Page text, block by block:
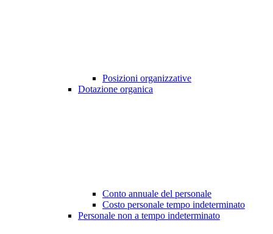
Posizioni organizzative
Dotazione organica
Conto annuale del personale
Costo personale tempo indeterminato
Personale non a tempo indeterminato